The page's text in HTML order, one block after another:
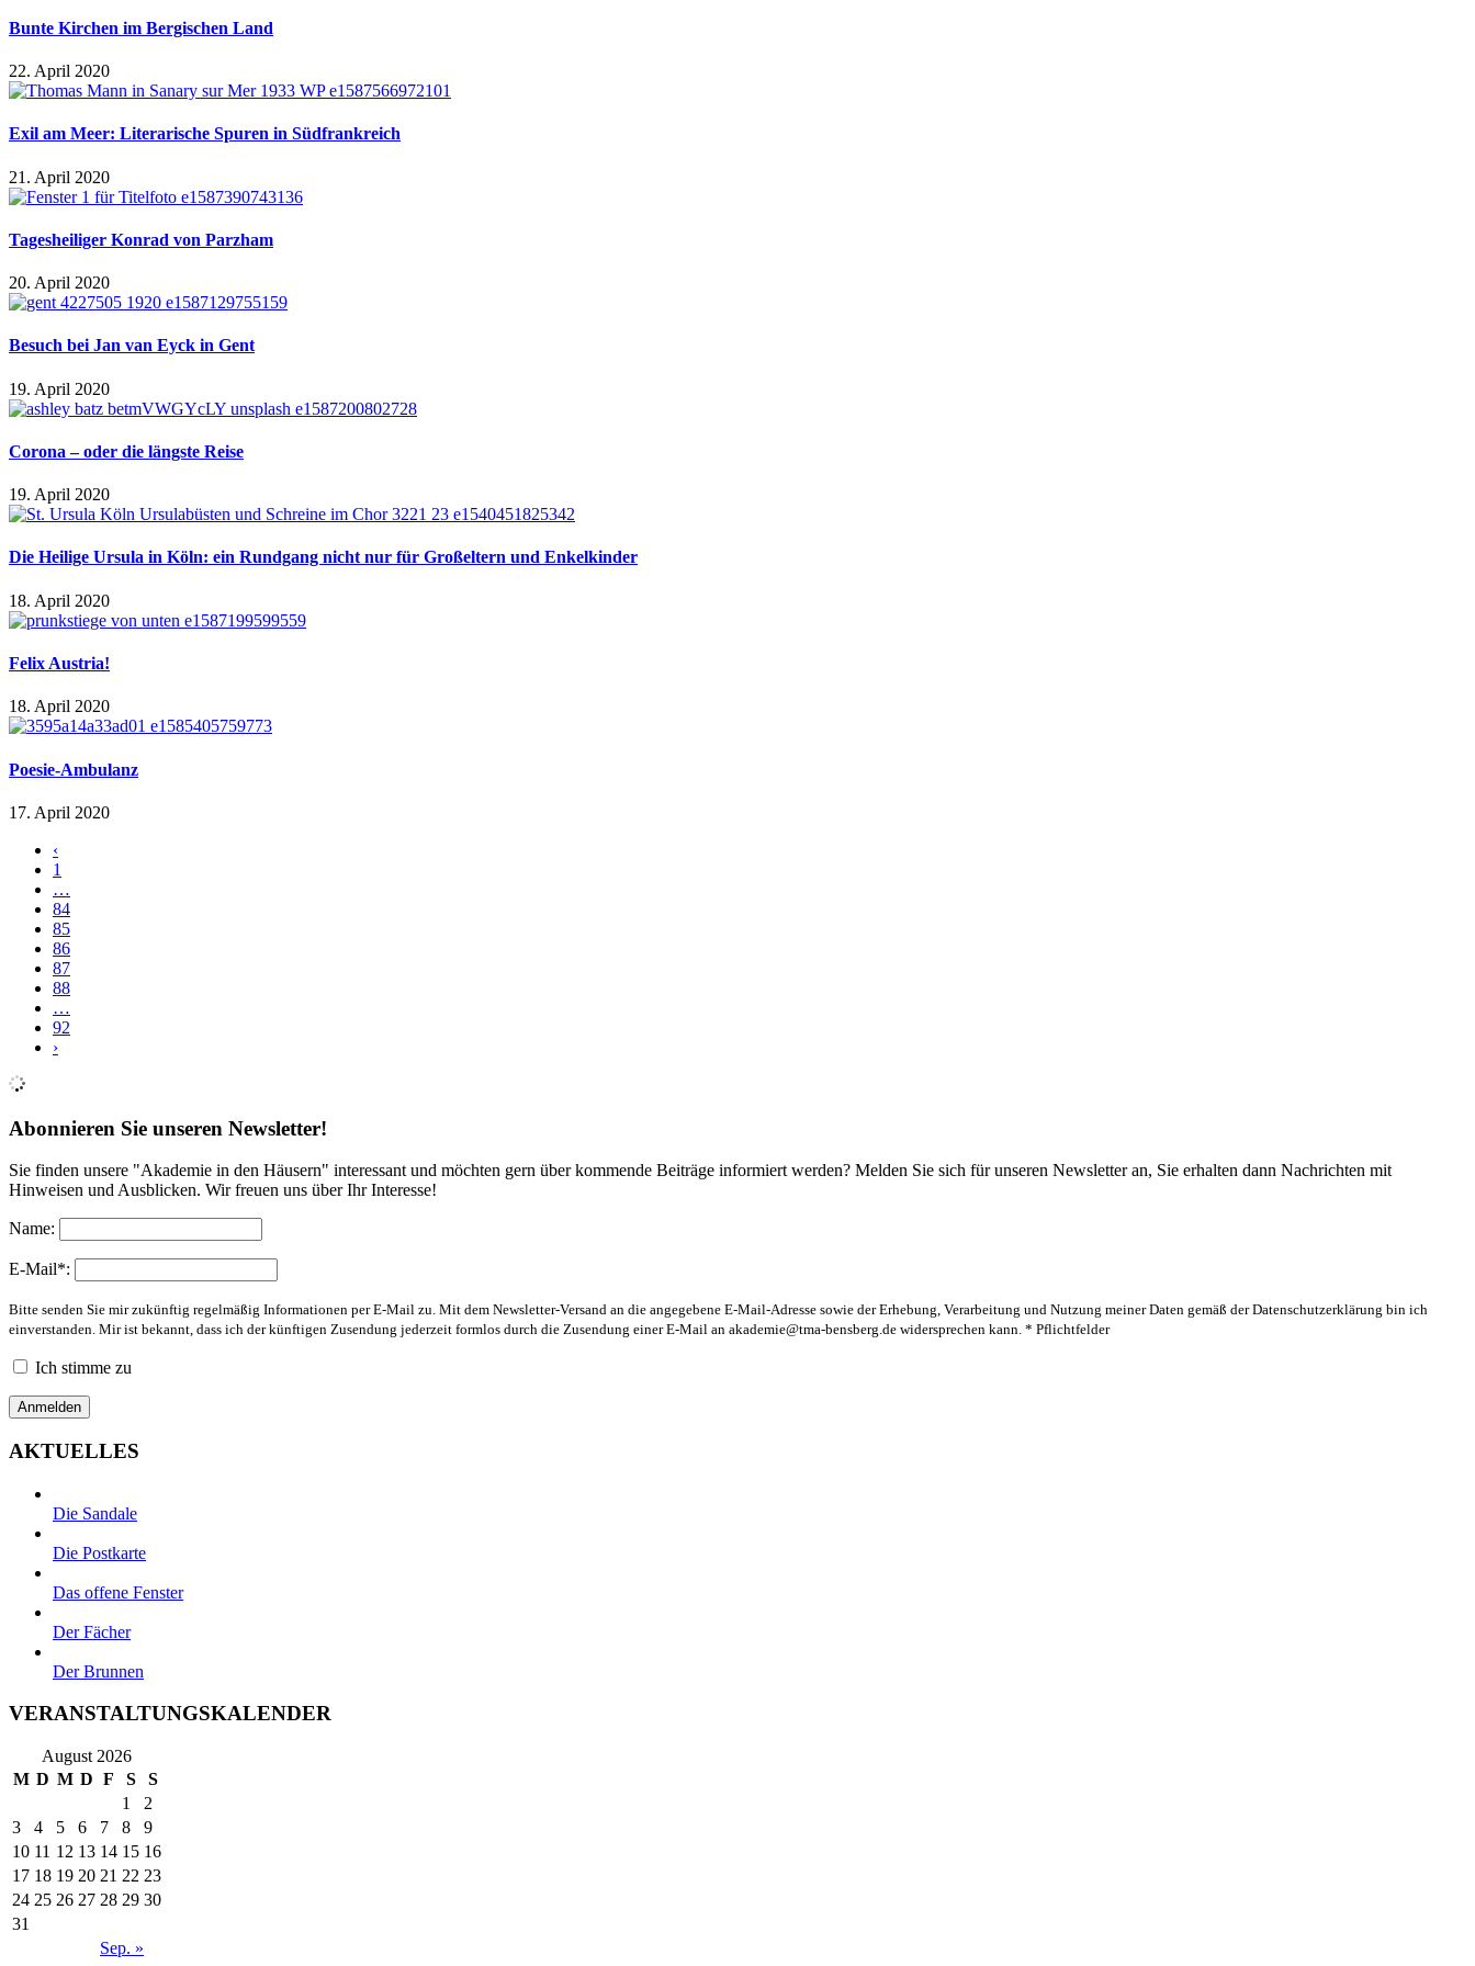
Bunte Kirchen im Bergischen Land
22. April 2020
Exil am Meer: Literarische Spuren in Südfrankreich
21. April 2020
Tagesheiliger Konrad von Parzham
20. April 2020
Besuch bei Jan van Eyck in Gent
19. April 2020
Corona – oder die längste Reise
19. April 2020
Die Heilige Ursula in Köln: ein Rundgang nicht nur für Großeltern und Enkelkinder
18. April 2020
Felix Austria!
18. April 2020
Poesie-Ambulanz
17. April 2020
‹
1
…
84
85
86
87
88
…
92
›
Abonnieren Sie unseren Newsletter!
Sie finden unsere "Akademie in den Häusern" interessant und möchten gern über kommende Beiträge informiert werden? Melden Sie sich für unseren Newsletter an, Sie erhalten dann Nachrichten mit
Hinweisen und Ausblicken. Wir freuen uns über Ihr Interesse!
Name:
E-Mail*:
Bitte senden Sie mir zukünftig regelmäßig Informationen per E-Mail zu. Mit dem Newsletter-Versand an die angegebene E-Mail-Adresse sowie der Erhebung, Verarbeitung und Nutzung meiner Daten gemäß der Datenschutzerklärung bin ich
einverstanden. Mir ist bekannt, dass ich der künftigen Zusendung jederzeit formlos durch die Zusendung einer E-Mail an akademie@tma-bensberg.de widersprechen kann. * Pflichtfelder
Ich stimme zu
AKTUELLES
Die Sandale
Die Postkarte
Das offene Fenster
Der Fächer
Der Brunnen
VERANSTALTUNGSKALENDER
August 2026
M D M D F S S
Sep. »
1
2
3
4 5 6 7 8
9
10 11 12 13 14 15 16
17 18 19 20 21 22 23
24 25 26 27 28 29 30
31